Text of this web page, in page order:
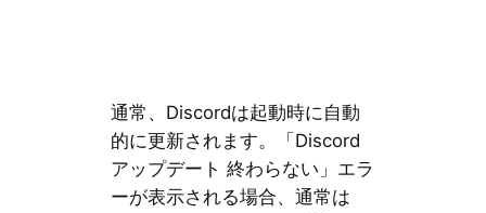
通常、Discordは起動時に自動
的に更新されます。「Discord
アップデート 終わらない」エラ
ーが表示される場合、通常は